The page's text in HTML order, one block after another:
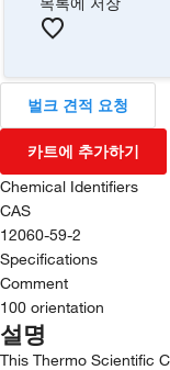
벌크 견적 요청
카트에 추가하기
Chemical Identifiers
CAS
12060-59-2
Specifications
Comment
100 orientation
설명
This Thermo Scientific